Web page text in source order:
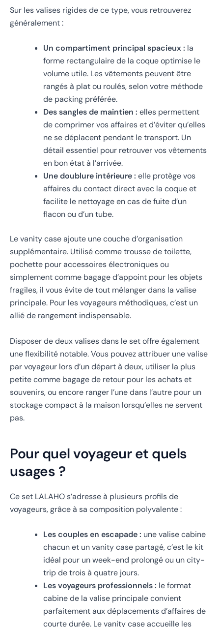
Sur les valises rigides de ce type, vous retrouverez
généralement :
Un compartiment principal spacieux : la
forme rectangulaire de la coque optimise le
volume utile. Les vêtements peuvent être
rangés à plat ou roulés, selon votre méthode
de packing préférée.
Des sangles de maintien : elles permettent
de comprimer vos affaires et d’éviter qu’elles
ne se déplacent pendant le transport. Un
détail essentiel pour retrouver vos vêtements
en bon état à l’arrivée.
Une doublure intérieure : elle protège vos
affaires du contact direct avec la coque et
facilite le nettoyage en cas de fuite d’un
flacon ou d’un tube.
Le vanity case ajoute une couche d’organisation
supplémentaire. Utilisé comme trousse de toilette,
pochette pour accessoires électroniques ou
simplement comme bagage d’appoint pour les objets
fragiles, il vous évite de tout mélanger dans la valise
principale. Pour les voyageurs méthodiques, c’est un
allié de rangement indispensable.
Disposer de deux valises dans le set offre également
une flexibilité notable. Vous pouvez attribuer une valise
par voyageur lors d’un départ à deux, utiliser la plus
petite comme bagage de retour pour les achats et
souvenirs, ou encore ranger l’une dans l’autre pour un
stockage compact à la maison lorsqu’elles ne servent
pas.
Pour quel voyageur et quels
usages ?
Ce set LALAHO s’adresse à plusieurs profils de
voyageurs, grâce à sa composition polyvalente :
Les couples en escapade : une valise cabine
chacun et un vanity case partagé, c’est le kit
idéal pour un week-end prolongé ou un city-
trip de trois à quatre jours.
Les voyageurs professionnels : le format
cabine de la valise principale convient
parfaitement aux déplacements d’affaires de
courte durée. Le vanity case accueille les